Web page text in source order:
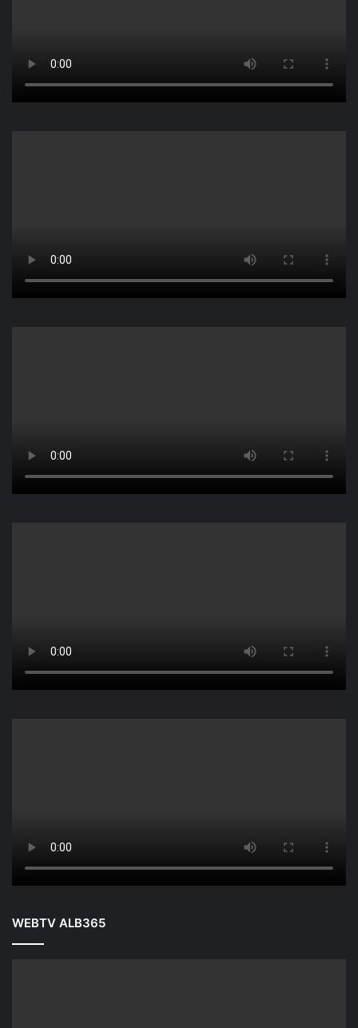
WEBTV ALB365